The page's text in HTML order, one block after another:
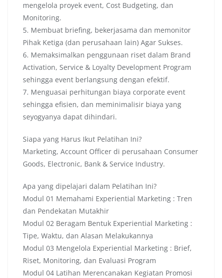
mengelola proyek event, Cost Budgeting, dan
Monitoring.
5. Membuat briefing, bekerjasama dan memonitor
Pihak Ketiga (dan perusahaan lain) Agar Sukses.
6. Memaksimalkan penggunaan riset dalam Brand
Activation, Service & Loyalty Development Program
sehingga event berlangsung dengan efektif.
7. Menguasai perhitungan biaya corporate event
sehingga efisien, dan meminimalisir biaya yang
seyogyanya dapat dihindari.
Siapa yang Harus Ikut Pelatihan Ini?
Marketing, Account Officer di perusahaan Consumer
Goods, Electronic, Bank & Service Industry.
Apa yang dipelajari dalam Pelatihan Ini?
Modul 01 Memahami Experiential Marketing : Tren
dan Pendekatan Mutakhir
Modul 02 Beragam Bentuk Experiential Marketing :
Tipe, Waktu, dan Alasan Melakukannya
Modul 03 Mengelola Experiential Marketing : Brief,
Riset, Monitoring, dan Evaluasi Program
Modul 04 Latihan Merencanakan Kegiatan Promosi